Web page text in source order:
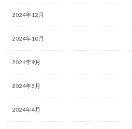
2024年12月
2024年10月
2024年9月
2024年5月
2024年4月